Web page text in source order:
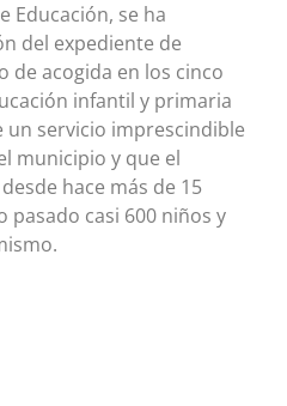
Educación, se ha
del expediente de
de acogida en los cinco
infantil y primaria
un servicio imprescindible
municipio y que el
hace más de 15
pasado casi 600 niños y